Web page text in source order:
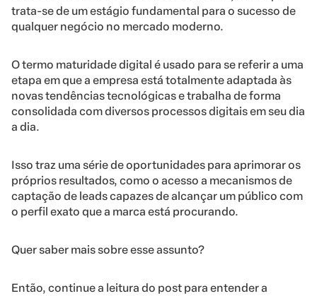
trata-se de um estágio fundamental para o sucesso de
qualquer negócio no mercado moderno.
O termo maturidade digital é usado para se referir a uma
etapa em que a empresa está totalmente adaptada às
novas tendências tecnológicas e trabalha de forma
consolidada com diversos processos digitais em seu dia
a dia.
Isso traz uma série de oportunidades para aprimorar os
próprios resultados, como o acesso a mecanismos de
captação de leads capazes de alcançar um público com
o perfil exato que a marca está procurando.
Quer saber mais sobre esse assunto?
Então, continue a leitura do post para entender a